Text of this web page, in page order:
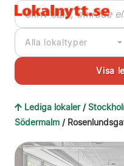
Alla lokaltyper
Lediga lokaler /
Södermalm /